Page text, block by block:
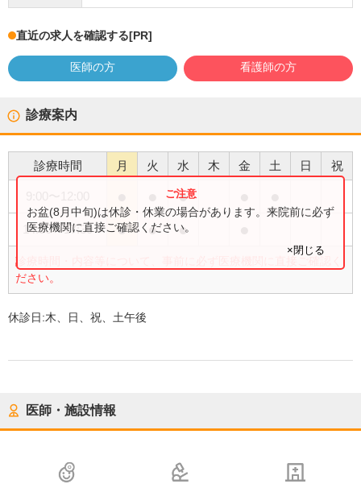
直近の求人を確認する[PR]
医師の方 看護師の方
診療案内
診療時間 月 火 水 木 金 土 日 祝
●
14:00〜17:30 ● ● ●
診療時間・内容等について、事前に必ず医療機関に直接ご確認く
ださい。
お盆(8月中旬)は休診・休業の場合があります。来院前に必ず
医療機関に直接ご確認ください。
×閉じる
休診日:木、日、祝、土午後
医師・施設情報